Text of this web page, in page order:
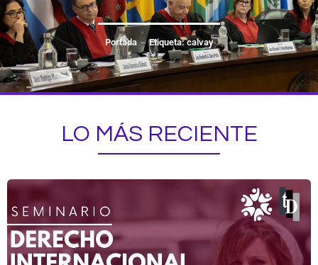
Portada Etiqueta: calvay
LO MÁS RECIENTE